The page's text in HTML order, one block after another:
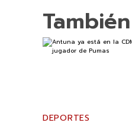
DEPORTES